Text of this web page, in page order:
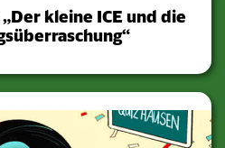
kleine ICE und die